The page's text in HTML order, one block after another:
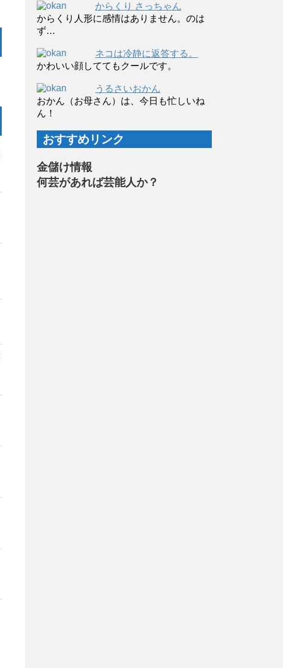
からくり さっちゃん
からくり人形に感情はありません。のは
ず…
ネコは冷静に返答する。
かわいい顔しててもクールです。
うるさいおかん
おかん（お母さん）は、今日も忙しいね
ん！
おすすめリンク
金儲け情報
何芸があれば芸能人か？